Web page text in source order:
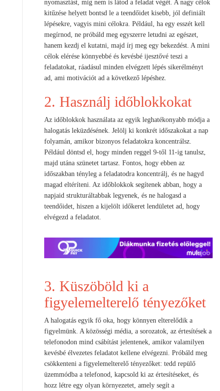
nyomasztást, míg nem is látod a feladat végét. A nagy célok
kitűzése helyett bontsd le a teendőidet kisebb, jól definiált
lépésekre, vagyis mini célokra. Például, ha egy esszét kell
megírnod, ne próbáld meg egyszerre letudni az egészet,
hanem kezdj el kutatni, majd írj meg egy bekezdést. A mini
célok elérése könnyebbé és kevésbé ijesztővé teszi a
feladatokat, ráadásul minden elvégzett lépés sikerélményt
ad, ami motivációt ad a következő lépéshez.
2. Használj időblokkokat
Az időblokkok használata az egyik leghatékonyabb módja a
halogatás leküzdésének. Jelölj ki konkrét időszakokat a nap
folyamán, amikor bizonyos feladatokra koncentrálsz.
Például döntsd el, hogy minden reggel 9-től 11-ig tanulsz,
majd utána szünetet tartasz. Fontos, hogy ebben az
időszakban tényleg a feladatodra koncentrálj, és ne hagyd
magad eltéríteni. Az időblokkok segítenek abban, hogy a
napjaid strukturáltabbak legyenek, és ne halogasd a
teendőidet, hiszen a kijelölt időkeret lendületet ad, hogy
elvégezd a feladatot.
3. Küszöböld ki a
figyelemelterelő tényezőket
A halogatás egyik fő oka, hogy könnyen elterelődik a
figyelmünk. A közösségi média, a sorozatok, az értesítések a
telefonodon mind csábítást jelentenek, amikor valamilyen
kevésbé élvezetes feladatot kellene elvégezni. Próbáld meg
csökkenteni a figyelemelterelő tényezőket: tedd repülő
üzemmódba a telefonod, kapcsold ki az értesítéseket, és
hozz létre egy olyan környezetet, amely segít a